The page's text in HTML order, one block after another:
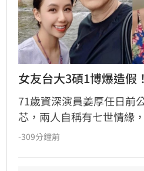
女友台大3碩1博爆造假
71歲資深演員姜厚任日前
芯，兩人自稱有七世情緣
童芯隨即遭網友起底，不
-309分鐘前